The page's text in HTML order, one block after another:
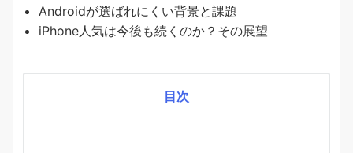
Androidが選ばれにくい背景と課題
iPhone人気は今後も続くのか？その展望
目次